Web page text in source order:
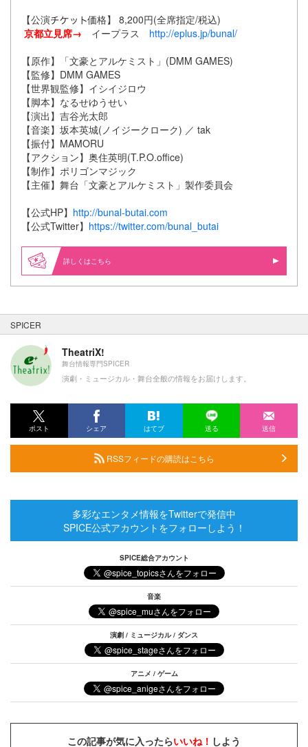
【公演
価格】 8,200円(全席指定/税込)
京都立見席→ イープラス http://eplus.jp/bunal/
【原作】「文豪とアルケミスト」(DMM GAMES)
【監修】DMM GAMES
【世界観監修】イシイジロウ
【脚本】なるせゆうせい
【演出】吉谷光太郎
【音楽】坂本英城(ノイジークローク) ／ tak
【振付】MAMORU
【アクション】奥住英明(T.P.O.office)
【制作】ポリゴンマジック
【主催】舞台「文豪とアルケミスト」製作委員会
【公式HP】 http://bunal-butai.com
【公式Twitter】 https://twitter.com/bunal_butai
詳しくはこちら
SPICER
TheatriX!
舞台情報専門SPICER
演劇・ミュージカル・舞台全般の情報をお届けします。
ポスト シェア はてブ 送る 送信
RSSフィードの購読はこちら
多彩なエンタメ情報をTwitterで発信中
SPICE公式アカウントをフォローしよう！
SPICE総合アカウント
音楽
演劇 / ミュージカル / ダンス
アニメ / ゲーム
この記事が気に入ったらいいね！ しよう